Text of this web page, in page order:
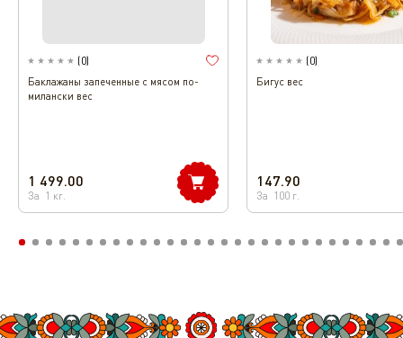
(0)
Баклажаны запеченные с мясом по-
милански вес
1 499.00
За 1 кг.
(0)
Бигус вес
147.90
За 100 г.